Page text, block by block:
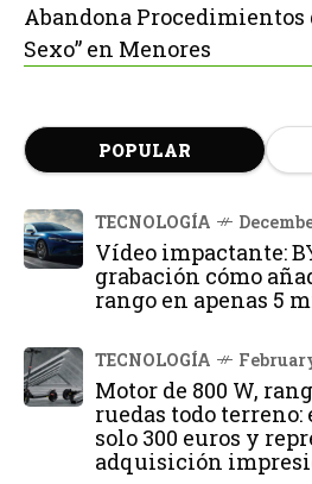
Abandona Procedimientos
Sexo” en Menores
POPULAR
TECNOLOGÍA
Vídeo impactante:
grabación cómo
rango en apenas 5
TECNOLOGÍA
Motor de 800 W,
ruedas todo terreno:
solo 300 euros y
adquisición